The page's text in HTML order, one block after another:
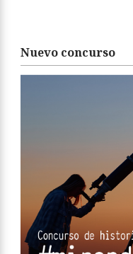
Nuevo concurso